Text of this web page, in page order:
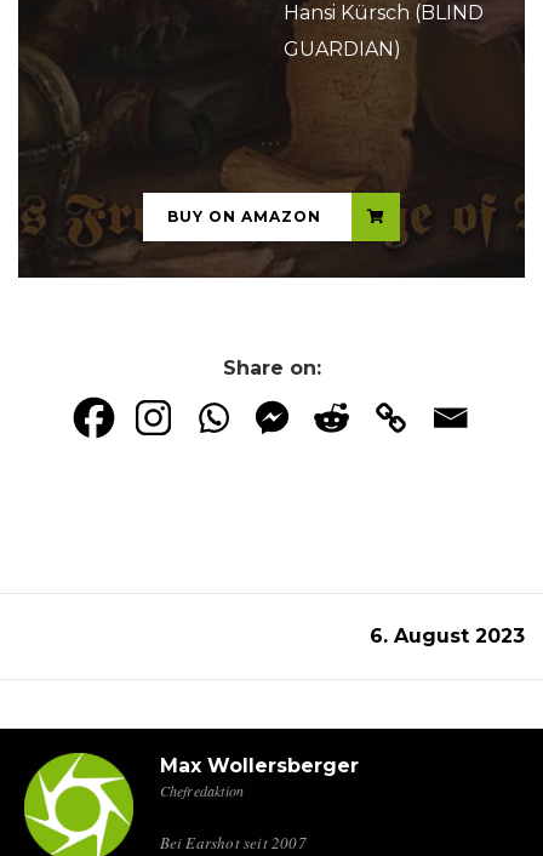
Hansi Kürsch (BLIND
GUARDIAN)
...
BUY ON AMAZON
Share on:
6. August 2023
Max Wollersberger
Chefredaktion
Bei Earshot seit 2007